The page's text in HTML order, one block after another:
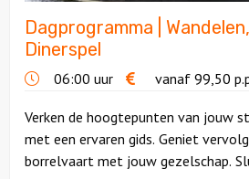
Dagprogramma |
Dinerspel
06:00 uur vanaf 99,50
Verken de hoogtepunten van jouw
met een ervaren gids. Geniet
borrelvaart met jouw gezelschap.